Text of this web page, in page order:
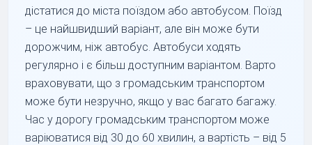
дістатися до міста поїздом або автобусом. Поїзд
– це найшвидший варіант, але він може бути
дорожчим, ніж автобус. Автобуси ходять
регулярно і є більш доступним варіантом. Варто
враховувати, що з громадським транспортом
може бути незручно, якщо у вас багато багажу.
Час у дорогу громадським транспортом може
варіюватися від 30 до 60 хвилин, а вартість – від 5